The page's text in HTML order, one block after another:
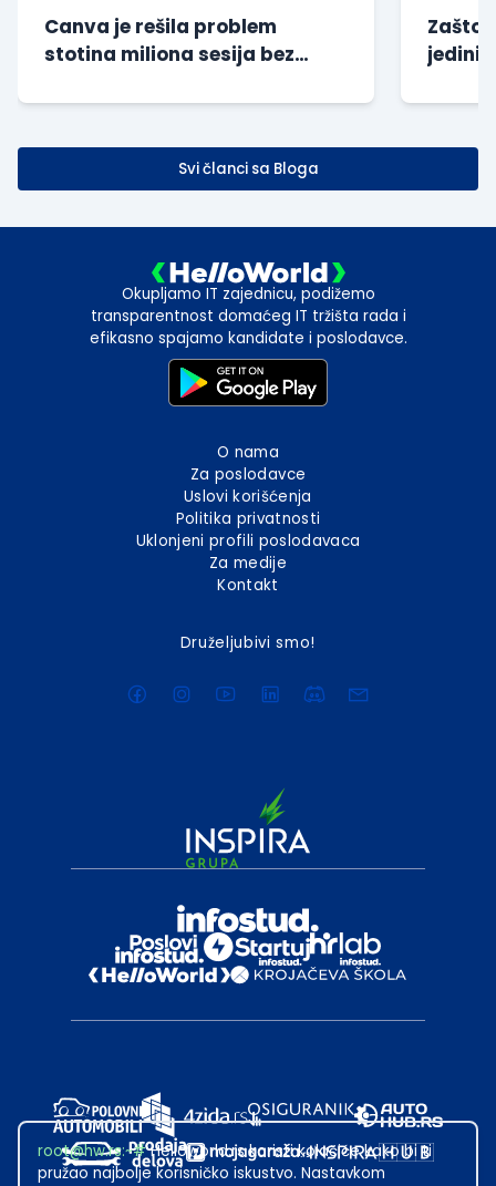
Canva je rešila problem
stotina miliona sesija bez
Zašto
jedini
Svi članci sa Bloga
Okupljamo IT zajednicu, podižemo
transparentnost domaćeg IT tržišta rada i
efikasno spajamo kandidate i poslodavce.
O nama
Za poslodavce
Uslovi korišćenja
Politika privatnosti
Uklonjeni profili poslodavaca
Za medije
Kontakt
Druželjubivi smo!
root@hw.rs:~#Helloworld.rs koristi kolačiće kako bi ti
pružao najbolje korisničko iskustvo. Nastavkom